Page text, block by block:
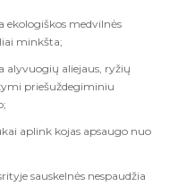
ekologiškos medvilnės
minkšta;
alyvuogių aliejaus, ryžių
priešuždegiminiu
aplink kojas apsaugo nuo
sauskelnės nespaudžia